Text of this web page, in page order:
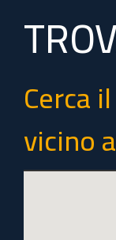
Cerca
vicino